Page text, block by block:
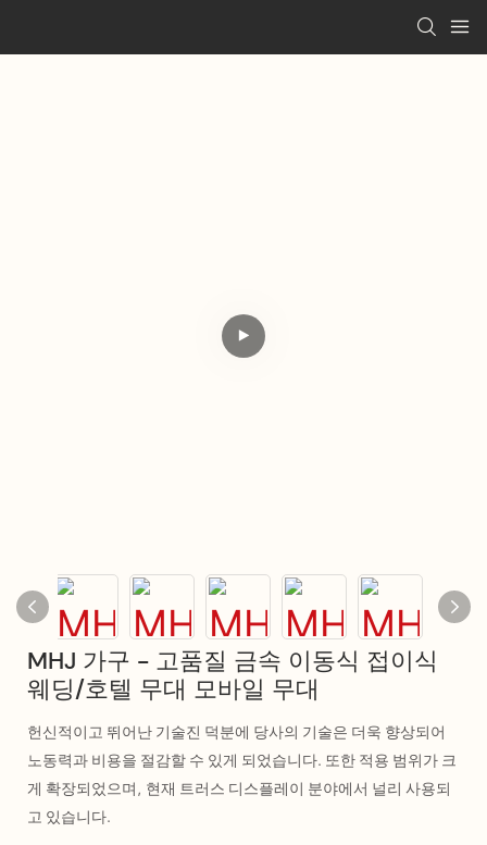
MHJ 가구 - 고품질 금속 이동식 접이식
웨딩/호텔 무대 모바일 무대
헌신적이고 뛰어난 기술진 덕분에 당사의 기술은 더욱 향상되어
노동력과 비용을 절감할 수 있게 되었습니다. 또한 적용 범위가 크
게 확장되었으며, 현재 트러스 디스플레이 분야에서 널리 사용되
고 있습니다.